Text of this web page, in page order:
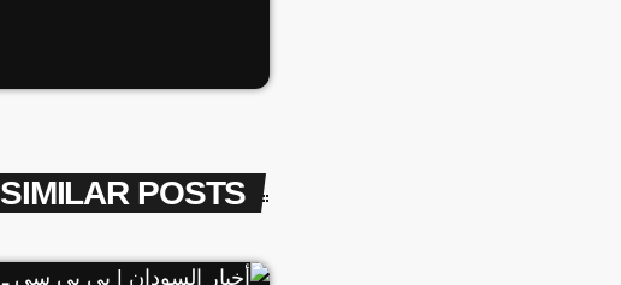
SIMILAR POSTS